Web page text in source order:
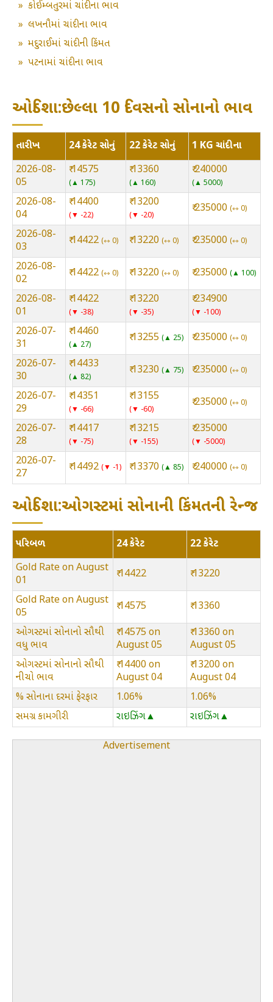
» કોઈમ્બતુરમાં ચાંદીના ભાવ
» લખનૌમાં ચાંદીના ભાવ
» મદુરાઈમાં ચાંદીની કિંમત
» પટનામાં ચાંદીના ભાવ
ઓડિશા:છેલ્લા 10 દિવસનો સોનાનો ભાવ
તારીખ 24 કેરેટ સોનું 22 કેરેટ સોનું
1 KG ચાંદીના
2026-08-
05
₹ 14575
▲ 175
₹ 13360
▲ 160
₹ 240000
▲ 5000
2026-08-
04
₹ 14400
▼ -22
₹ 13200
▼ -20
₹ 235000 ⇿ 0
2026-08-
03
₹ 14422 ⇿ 0 ₹ 13220 ⇿ 0 ₹ 235000 ⇿ 0
2026-08-
02
₹ 14422 ⇿ 0 ₹ 13220 ⇿ 0 ₹ 235000 ▲ 100
2026-08-
01
₹ 14422
▼ -38
₹ 13220
▼ -35
₹ 234900
▼ -100
2026-07-
31
₹ 14460
▲ 27
₹ 13255 ▲ 25 ₹ 235000 ⇿ 0
2026-07-
30
₹ 14433
▲ 82
₹ 13230 ▲ 75 ₹ 235000 ⇿ 0
2026-07-
29
₹ 14351
▼ -66
₹ 13155
▼ -60
₹ 235000 ⇿ 0
2026-07-
28
₹ 14417
▼ -75
₹ 13215
▼ -155
₹ 235000
▼ -5000
2026-07-
27
₹ 14492 ▼ -1 ₹ 13370 ▲ 85 ₹ 240000 ⇿ 0
ઓડિશા:ઓગસ્ટમાં સોનાની કિંમતની રેન્જ
પરિબળ 24 કેરેટ
22 કેરેટ
Gold Rate on August
01
₹ 14422 ₹ 13220
Gold Rate on August
05
₹ 14575 ₹ 13360
ઓગસ્ટમાં સોનાનો સૌથી
વધુ ભાવ
₹ 14575 on
August 05
₹ 13360 on
August 05
ઓગસ્ટમાં સોનાનો સૌથી
નીચો ભાવ
₹ 14400 on
August 04
₹ 13200 on
August 04
% સોનાના દરમાં ફેરફાર
1.06%
1.06%
સમગ્ર કામગીરી
રાઇઝિંગ▲ રાઇઝિંગ▲
Advertisement